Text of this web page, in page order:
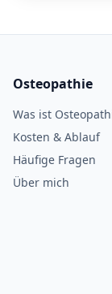
Osteopathie
Was ist
Kosten & Ablauf
Häufige Fragen
Über mich